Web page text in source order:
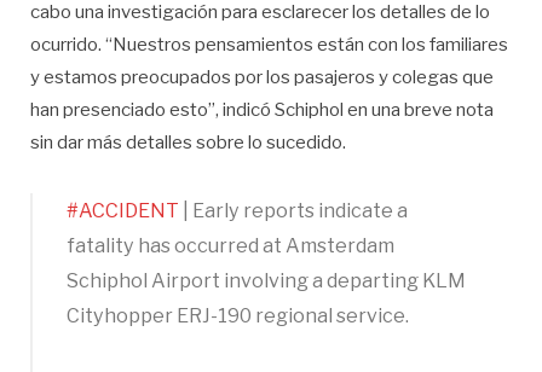
cabo una investigación para esclarecer los detalles de lo
ocurrido. “Nuestros pensamientos están con los familiares
y estamos preocupados por los pasajeros y colegas que
han presenciado esto”, indicó Schiphol en una breve nota
sin dar más detalles sobre lo sucedido.
#ACCIDENT | Early reports indicate a
fatality has occurred at Amsterdam
Schiphol Airport involving a departing KLM
Cityhopper ERJ-190 regional service.